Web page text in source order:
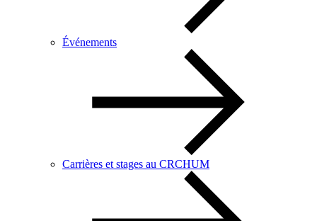
Événements
Carrières et stages au CRCHUM